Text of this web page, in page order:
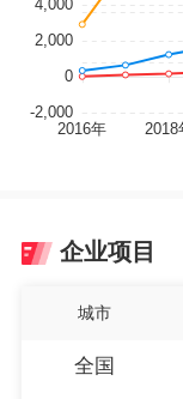
企业项目
城市
全国